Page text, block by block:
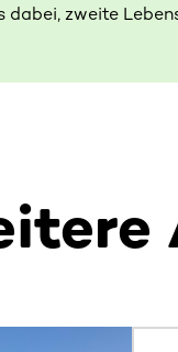
dabei, zweite
enthält